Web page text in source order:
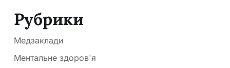
Рубрики
Медзаклади
Ментальне здоров'я